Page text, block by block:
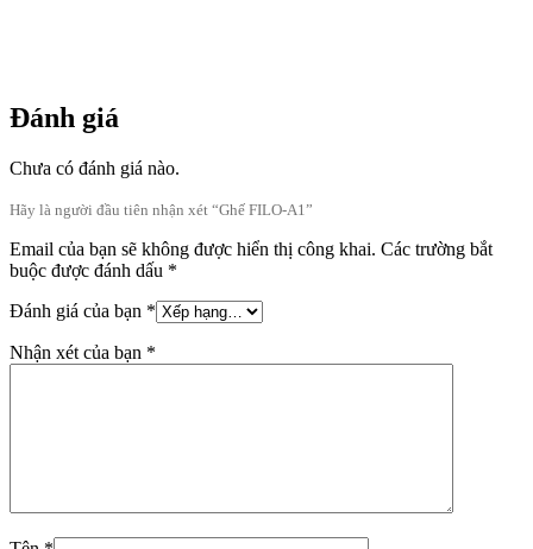
Đánh giá
Chưa có đánh giá nào.
Hãy là người đầu tiên nhận xét “Ghế FILO-A1”
Email của bạn sẽ không được hiển thị công khai. Các trường bắt
buộc được đánh dấu *
Đánh giá của bạn *
Nhận xét của bạn *